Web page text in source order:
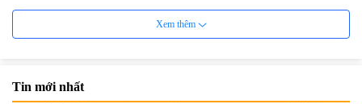
Xem thêm
Tin mới nhất